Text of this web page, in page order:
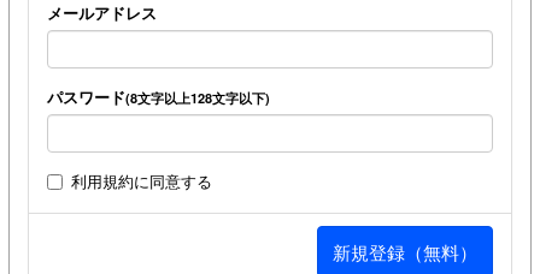
メールアドレス
パスワード(8文字以上128文字以下)
利用規約に同意する